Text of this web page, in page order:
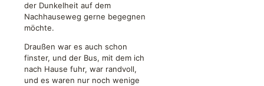
der Dunkelheit auf dem
Nachhauseweg gerne begegnen
möchte.
Draußen war es auch schon
finster, und der Bus, mit dem ich
nach Hause fuhr, war randvoll,
und es waren nur noch wenige